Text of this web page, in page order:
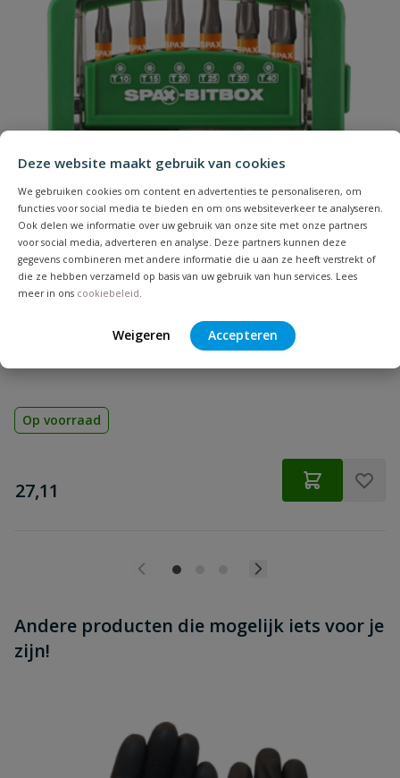
Deze website maakt gebruik van cookies
We gebruiken cookies om content en advertenties te personaliseren, om
functies voor social media te bieden en om ons websiteverkeer te analyseren.
Ook delen we informatie over uw gebruik van onze site met onze partners
voor social media, adverteren en analyse. Deze partners kunnen deze
gegevens combineren met andere informatie die u aan ze heeft verstrekt of
die ze hebben verzameld op basis van uw gebruik van hun services. Lees
meer in ons cookiebeleid.
Weigeren Accepteren
Geschikt voor
hout
Hoofdvorm bolkop
Materiaal RVS A2
Merknaam Spax
Punt S-punt
Samenvatting
Beoordeling
Beoordeling versturen
6 Bitjes + Bithouder
Op voorraad
€
27,11
Andere producten die mogelijk iets voor je
zijn!